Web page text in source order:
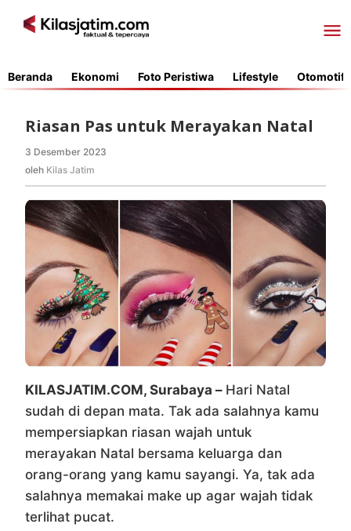
Beranda Ekonomi Foto Peristiwa Lifestyle Otomotif
Riasan Pas untuk Merayakan Natal
3 Desember 2023
oleh Kilas Jatim
KILASJATIM.COM, Surabaya – Hari Natal
sudah di depan mata. Tak ada salahnya kamu
mempersiapkan riasan wajah untuk
merayakan Natal bersama keluarga dan
orang-orang yang kamu sayangi. Ya, tak ada
salahnya memakai make up agar wajah tidak
terlihat pucat.